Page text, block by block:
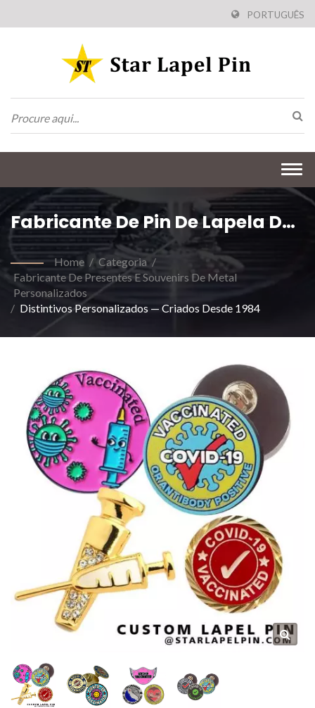
PORTUGUÊS
Fabricante De Pin De Lapela De
Vacina
Home / Categoria /
Fabricante De Presentes E Souvenirs De Metal
Personalizados
/ Distintivos Personalizados — Criados Desde 1984